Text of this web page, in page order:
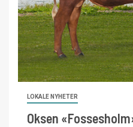
LOKALE NYHETER
Oksen